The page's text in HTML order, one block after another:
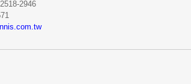
2946